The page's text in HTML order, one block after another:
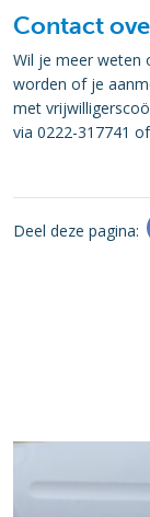
Contact
Wil je meer weten
worden of je
met
via 0222-317741 of
Deel deze pagina: